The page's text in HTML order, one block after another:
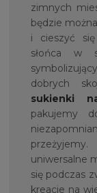
zimnych
będzie
i cieszyć
słońca w
dobrych
sukienki
pakujemy
uniwersalne
się podczas
kreacje na